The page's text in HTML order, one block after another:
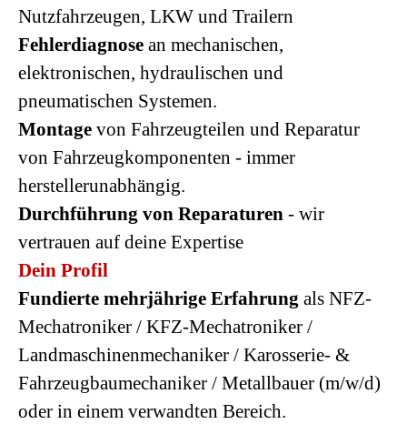
Nutzfahrzeugen, LKW und Trailern
Fehlerdiagnose an mechanischen,
elektronischen, hydraulischen und
pneumatischen Systemen.
Montage von Fahrzeugteilen und Reparatur
von Fahrzeugkomponenten - immer
herstellerunabhängig.
Durchführung von Reparaturen - wir
vertrauen auf deine Expertise
Dein Profil
Fundierte mehrjährige Erfahrung als NFZ-
Mechatroniker / KFZ-Mechatroniker /
Landmaschinenmechaniker / Karosserie- &
Fahrzeugbaumechaniker / Metallbauer (m/w/d)
oder in einem verwandten Bereich.